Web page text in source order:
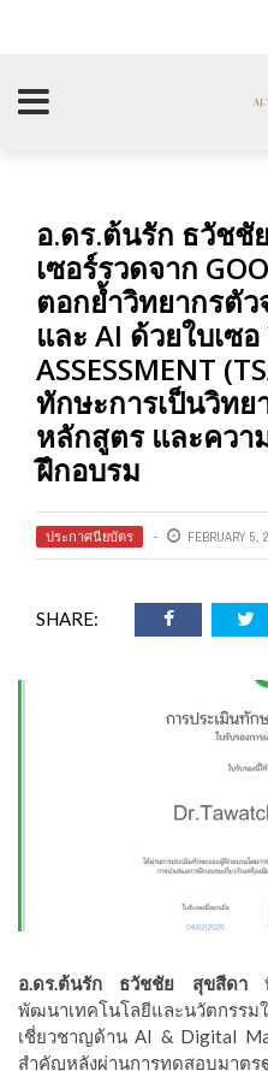
อ.ดร.ต้นรัก ธวัชชั
เซอร์รวดจาก
ตอกย้ำวิทยากรตั
และ AI ด้วยใบเซอ
ASSESSMENT
ทักษะการเป็นวิทย
หลักสูตร และควา
ฝึกอบรม
ประกาศนียบัตร FEBRUARY 5,
SHARE:
อ.ดร.ต้นรัก ธวัชชัย สุขสีดาที่
พัฒนาเทคโนโลยีและนวัตกร
เชี่ยวชาญด้าน AI & Digital
สำคัญหลังผ่านการทดสอบมาต